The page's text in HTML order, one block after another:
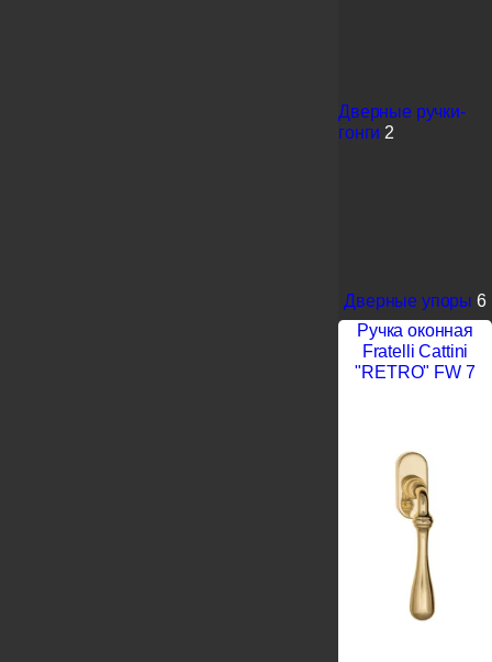
Дверные ручки-
гонги 2
Дверные упоры 6
Ручка оконная
Fratelli Cattini
"RETRO" FW 7